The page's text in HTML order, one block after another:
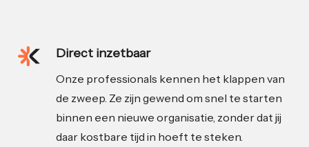
Direct inzetbaar
Onze professionals kennen het klappen van
de zweep. Ze zijn gewend om snel te starten
binnen een nieuwe organisatie, zonder dat jij
daar kostbare tijd in hoeft te steken.